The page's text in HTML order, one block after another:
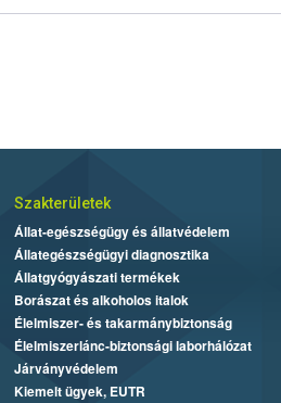
Szakterületek
Állat-egészségügy és állatvédelem
Állategészségügyi diagnosztika
Állatgyógyászati termékek
Borászat és alkoholos italok
Élelmiszer- és takarmánybiztonság
Élelmiszerlánc-biztonsági laborhálózat
Járványvédelem
Kiemelt ügyek, EUTR